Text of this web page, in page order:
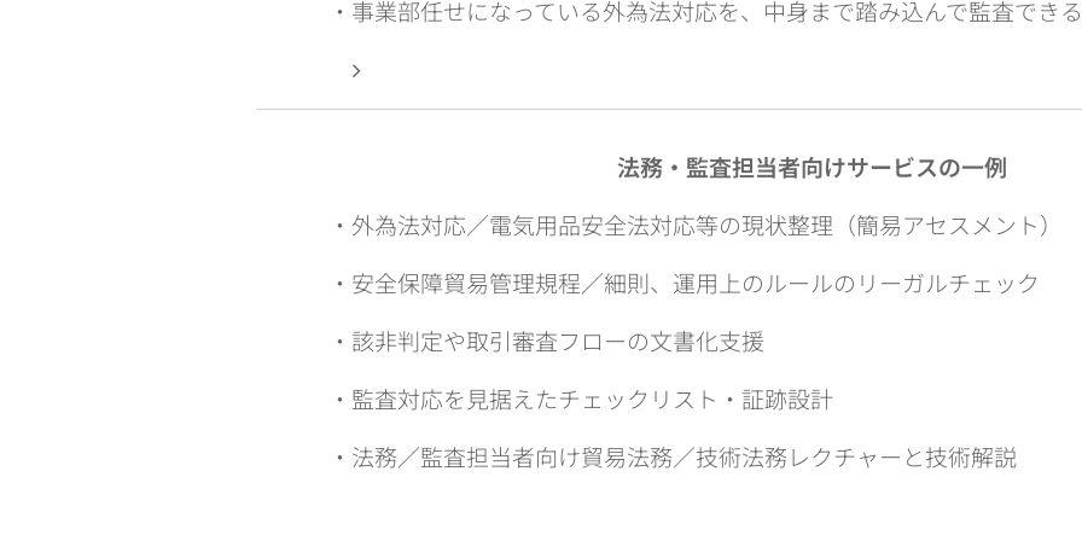
・事業部任せになっている外為法対応を、中身まで踏み込んで監査でき
法務・監査担当者向けサービスの一例
・外為法対応／電気用品安全法対応等の現状整理（簡易アセスメント）
・安全保障貿易管理規程／細則、運用上のルールのリーガルチェック
・該非判定や取引審査フローの文書化支援
・監査対応を見据えたチェックリスト・証跡設計
・法務／監査担当者向け貿易法務／技術法務レクチャーと技術解説